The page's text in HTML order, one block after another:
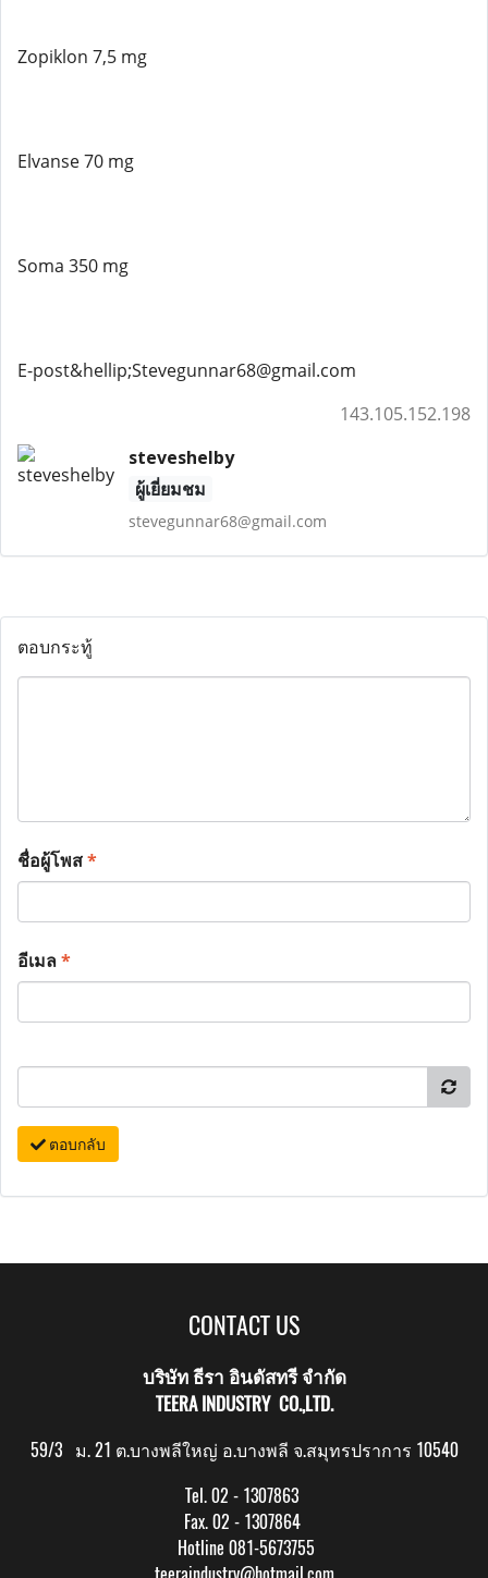
Zopiklon 7,5 mg
Elvanse 70 mg
Soma 350 mg
E-post&hellip;Stevegunnar68@gmail.com
143.105.152.198
steveshelby
ผู้เยี่ยมชม
stevegunnar68@gmail.com
ตอบกระทู้
ชื่อผู้โพส*
อีเมล*
ตอบกลับ
CONTACT US
บริษัท ธีรา อินดัสทรี จำกัด
TEERA INDUSTRY CO.,LTD.
59/3 ม. 21 ต.บางพลีใหญ่ อ.บางพลี จ.สมุทรปราการ 10540
Tel. 02 - 1307863
Fax. 02 - 1307864
Hotline 081-5673755